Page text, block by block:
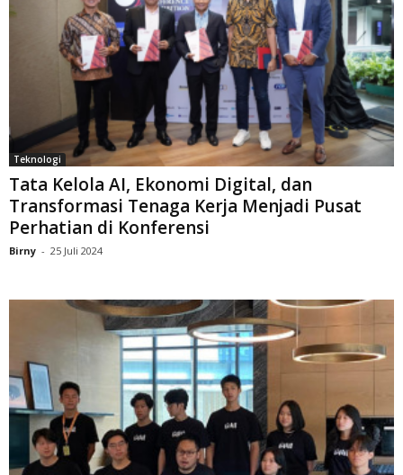
Teknologi
Tata Kelola AI, Ekonomi Digital, dan
Transformasi Tenaga Kerja Menjadi Pusat
Perhatian di Konferensi
Birny - 25 Juli 2024